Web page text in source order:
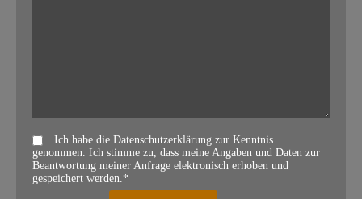
Ich habe die Datenschutzerklärung zur Kenntnis
genommen. Ich stimme zu, dass meine Angaben und Daten zur
Beantwortung meiner Anfrage elektronisch erhoben und
gespeichert werden.*